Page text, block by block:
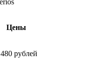
Цены
рублей